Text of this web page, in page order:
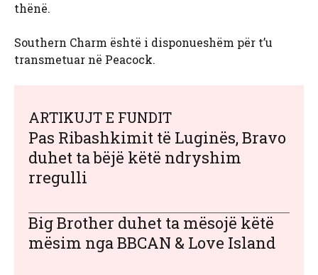
thënë.
Southern Charm është i disponueshëm për t’u
transmetuar në Peacock.
ARTIKUJT E FUNDIT
Pas Ribashkimit të Luginës, Bravo
duhet ta bëjë këtë ndryshim
rregulli
Big Brother duhet ta mësojë këtë
mësim nga BBCAN & Love Island